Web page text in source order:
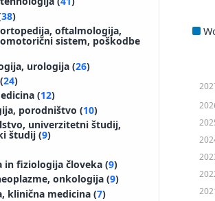
38)
oftalmologija,
sistem, poškodbe
urologija (26)
24)
(12)
porodništvo (10)
univerzitetni študij,
študij (9)
in fiziologija človeka (9)
onkologija (9)
klinična medicina (7)